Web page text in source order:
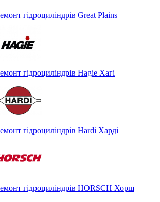
гідроциліндрів Great Plains
гідроциліндрів Hagie Хагі
гідроциліндрів Hardi Харді
гідроциліндрів HORSCH Хорш